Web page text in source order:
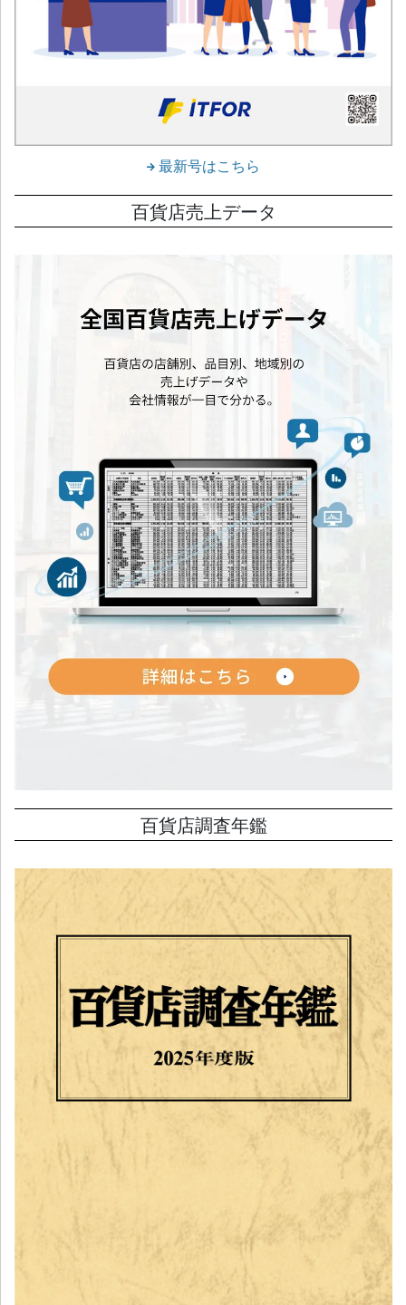
最新号はこちら
百貨店売上データ
百貨店調査年鑑